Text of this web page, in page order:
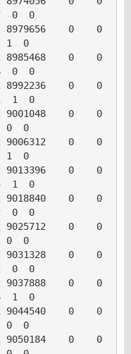
0  0
1  0
0  0
1  0
0  0
1  0
1  0
0  0
0  0
0  0
1  0
0  0